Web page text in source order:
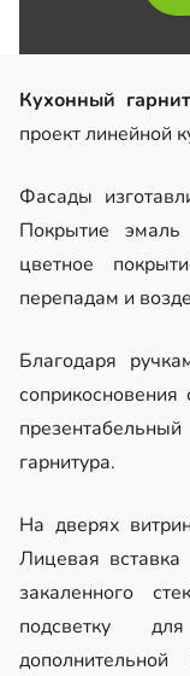
Кухонный
проект линейной
Фасады
Покрытие
цветное
перепадам и
Благодаря
гарнитура.
На дверях
Лицевая
закаленного
подсветку